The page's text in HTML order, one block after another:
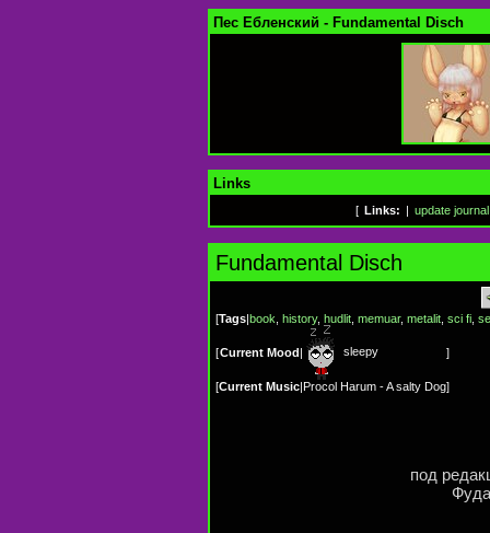
Пес Ебленский - Fundamental Disch
Links
[ Links: update journal
Fundamental Disch
[Tags|book history, hudlit memuar, metalit sci fi
[Current Mood| sleepy ]
[Current Music|Procol Harum - A salty Dog]
под